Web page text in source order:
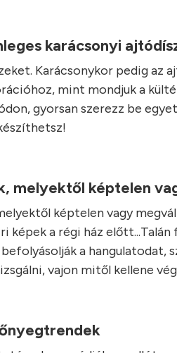
karácsonyi
Karácsonykor pedig az
mint mondjuk a
gyorsan szerezz be
melyektől képtelen
képtelen vagy
a régi ház előtt...Talán
a hangulatodat,
vajon mitől kellene